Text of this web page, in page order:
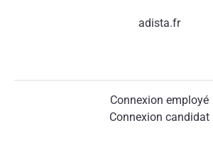
adista.fr
Connexion employé
Connexion candidat